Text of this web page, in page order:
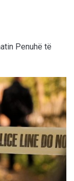
Penuhë të